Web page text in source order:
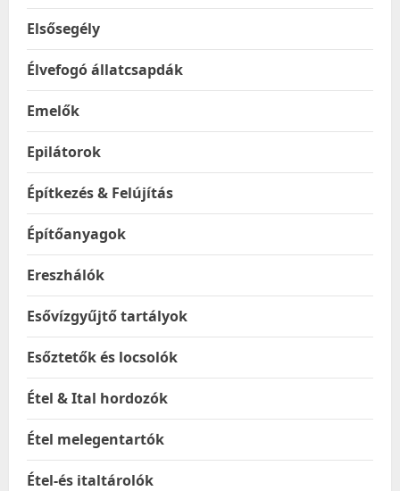
Elsősegély
Élvefogó állatcsapdák
Emelők
Epilátorok
Építkezés & Felújítás
Építőanyagok
Ereszhálók
Esővízgyűjtő tartályok
Esőztetők és locsolók
Étel & Ital hordozók
Étel melegentartók
Étel-és italtárolók